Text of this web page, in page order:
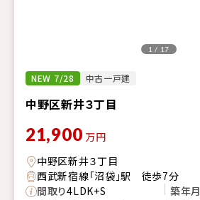
NEW 7/28 中古一戸建
中野区新井３丁目
1 / 17
21,900 万円
中野区新井３丁目
西武新宿線「沼袋」駅 徒歩7分
間取り4LDK+S 築年月